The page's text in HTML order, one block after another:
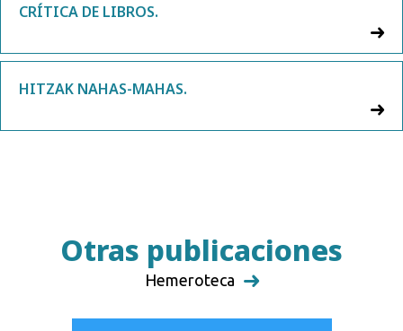
CRÍTICA DE LIBROS.
HITZAK NAHAS-MAHAS.
Otras publicaciones
Hemeroteca